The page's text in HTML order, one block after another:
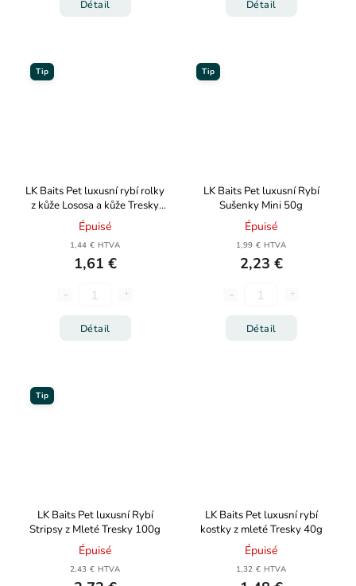
Détail Détail
Tip
LK Baits Pet luxusní rybí rolky
z kůže Lososa a kůže Tresky
2ks 20g
Épuisé
1,44 € HTVA
1,61 €
Détail
Tip
LK Baits Pet luxusní Rybí
Sušenky Mini 50g
Épuisé
1,99 € HTVA
2,23 €
Détail
Tip
LK Baits Pet luxusní Rybí
Stripsy z Mleté Tresky 100g
Épuisé
2,43 € HTVA
LK Baits Pet luxusní rybí
kostky z mleté Tresky 40g
Épuisé
1,32 € HTVA